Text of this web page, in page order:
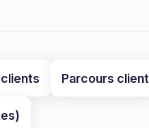
Parcours client